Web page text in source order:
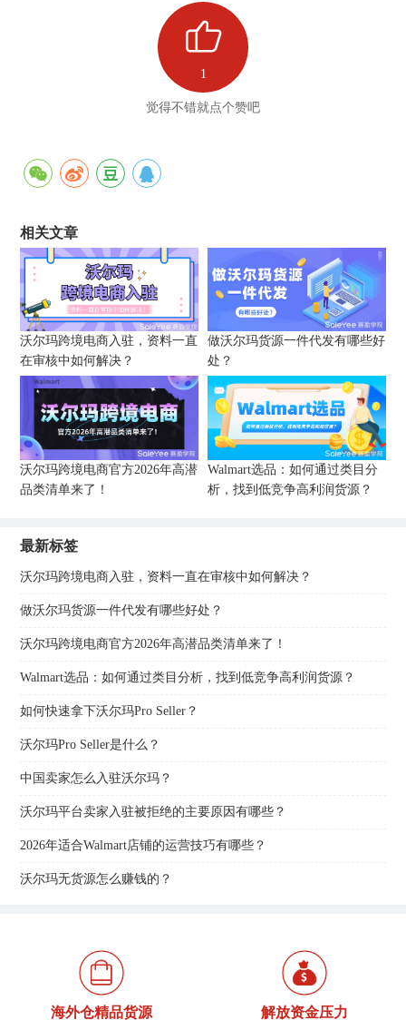
1
觉得不错就点个赞吧
相关文章
沃尔玛跨境电商入驻，资料一直
在审核中如何解决？
做沃尔玛货源一件代发有哪些好
处？
沃尔玛跨境电商官方2026年高潜
品类清单来了！
Walmart选品：如何通过类目分
析，找到低竞争高利润货源？
最新标签
沃尔玛跨境电商入驻，资料一直在审核中如何解决？
做沃尔玛货源一件代发有哪些好处？
沃尔玛跨境电商官方2026年高潜品类清单来了！
Walmart选品：如何通过类目分析，找到低竞争高利润货源？
如何快速拿下沃尔玛Pro Seller？
沃尔玛Pro Seller是什么？
中国卖家怎么入驻沃尔玛？
沃尔玛平台卖家入驻被拒绝的主要原因有哪些？
2026年适合Walmart店铺的运营技巧有哪些？
沃尔玛无货源怎么赚钱的？
海外仓精品货源 解放资金压力